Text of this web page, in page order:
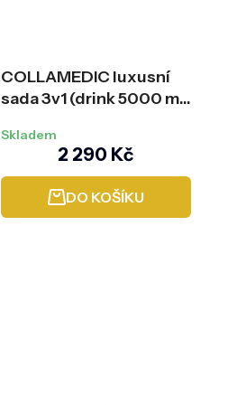
COLLAMEDIC luxusní
sada 3v1 (drink 5000 mg
Skladem
2 290 Kč
DO KOŠÍKU